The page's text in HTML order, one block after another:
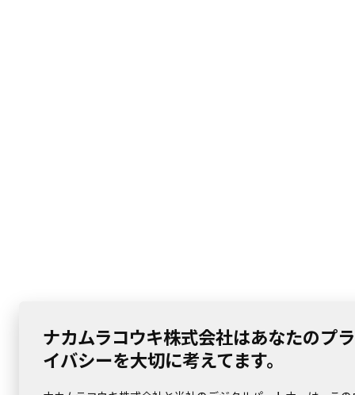
ナカムラコウキ株式会社はあなたのプラ
イバシーを大切に考えてます。